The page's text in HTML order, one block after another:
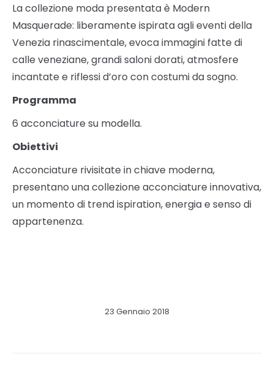
La collezione moda presentata è Modern
Masquerade: liberamente ispirata agli eventi della
Venezia rinascimentale, evoca immagini fatte di
calle veneziane, grandi saloni dorati, atmosfere
incantate e riflessi d’oro con costumi da sogno.
Programma
6 acconciature su modella.
Obiettivi
Acconciature rivisitate in chiave moderna,
presentano una collezione acconciature innovativa,
un momento di trend ispiration, energia e senso di
appartenenza.
23 Gennaio 2018